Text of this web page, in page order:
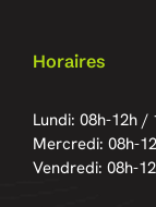
Horaires
Lundi: 08h-12h /
Mercredi: 08h-
Vendredi: 08h-